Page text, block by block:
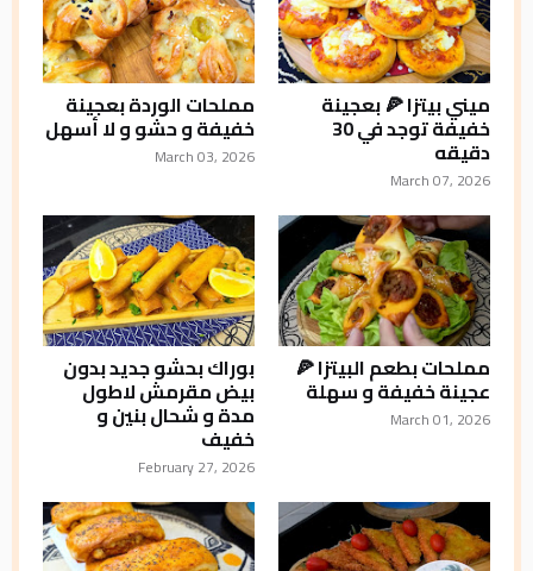
ميني بيتزا 🍕 بعجينة
خفيفة توجد في 30
دقيقه
March 07, 2026
مملحات الوردة بعجينة
خفيفة و حشو و لا أسهل
March 03, 2026
مملحات بطعم البيتزا 🍕
عجينة خفيفة و سهلة
March 01, 2026
بوراك بحشو جديد بدون
بيض مقرمش لاطول
مدة و شحال بنين و
خفيف
February 27, 2026